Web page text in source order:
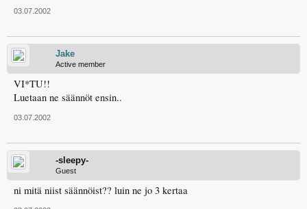
03.07.2002
Jake
Active member
VI*TU!!
Luetaan ne säännöt ensin..
03.07.2002
-sleepy-
Guest
ni mitä niist säännöist?? luin ne jo 3 kertaa